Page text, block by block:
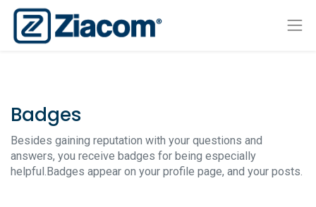
Badges
Besides gaining reputation with your questions and
answers, you receive badges for being especially
helpful.Badges appear on your profile page, and your posts.